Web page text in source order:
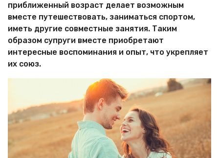
приближенный возраст делает возможным
вместе путешествовать, заниматься спортом,
иметь другие совместные занятия. Таким
образом супруги вместе приобретают
интересные воспоминания и опыт, что укрепляет
их союз.